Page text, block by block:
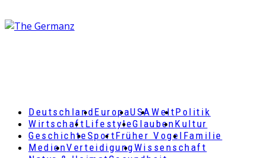
DeutschlandEuropaUSAWeltPolitik
Wirtschaft LifestyleGlaubenKultur
GeschichteSportFrüher Vogel Familie
MedienVerteidigungWissenschaft